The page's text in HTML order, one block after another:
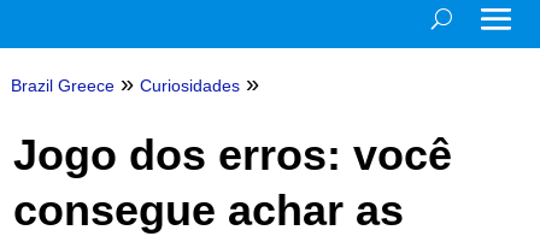
Brazil Greece » Curiosidades »
Jogo dos erros: você
consegue achar as